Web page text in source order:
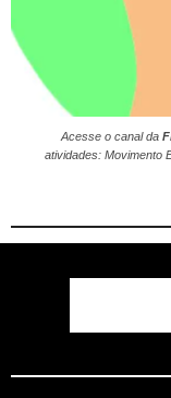
Acesse o canal da
atividades: Movimento